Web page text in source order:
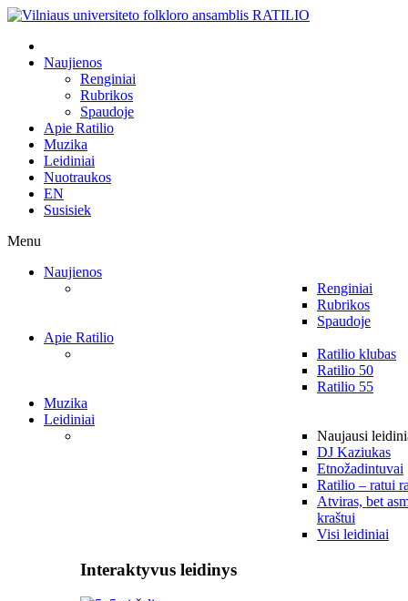
Naujienos
Renginiai
Rubrikos
Spaudoje
Apie Ratilio
Muzika
Leidiniai
Nuotraukos
EN
Susisiek
Menu
Naujienos
Renginiai
Rubrikos
Spaudoje
Apie Ratilio
Ratilio klubas
Ratilio 50
Ratilio 55
Muzika
Leidiniai
Naujausi
DJ Kaziukas
Etnožadintuvai
Ratilio – ratui
Atviras, bet
kraštui
Visi leidiniai
Interaktyvus leidinys